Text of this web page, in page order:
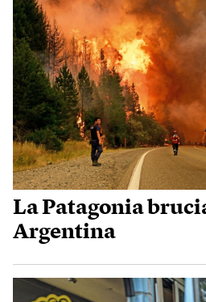
La Patagonia
Argentina